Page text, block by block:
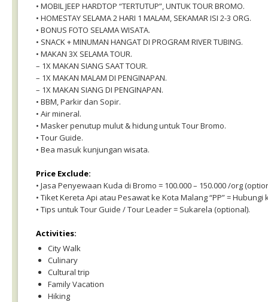
• MOBIL JEEP HARDTOP “TERTUTUP”, UNTUK TOUR BROMO.
• HOMESTAY SELAMA 2 HARI 1 MALAM, SEKAMAR ISI 2-3 ORG.
• BONUS FOTO SELAMA WISATA.
• SNACK + MINUMAN HANGAT DI PROGRAM RIVER TUBING.
• MAKAN 3X SELAMA TOUR.
– 1X MAKAN SIANG SAAT TOUR.
– 1X MAKAN MALAM DI PENGINAPAN.
– 1X MAKAN SIANG DI PENGINAPAN.
• BBM, Parkir dan Sopir.
• Air mineral.
• Masker penutup mulut & hidung untuk Tour Bromo.
• Tour Guide.
• Bea masuk kunjungan wisata.
Price Exclude:
• Jasa Penyewaan Kuda di Bromo = 100.000 – 150.000 /org
• Tiket Kereta Api atau Pesawat ke Kota Malang “PP” = Hubungi
• Tips untuk Tour Guide / Tour Leader = Sukarela (optional).
Activities:
City Walk
Culinary
Cultural trip
Family Vacation
Hiking